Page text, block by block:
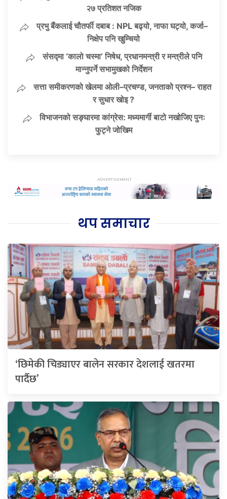
२७ प्रतिशत नजिक
प्रभु बैंकलाई चौतर्फी दबाब : NPL बढ्यो, नाफा घट्यो, कर्जा–
निक्षेप पनि खुम्चियो
संसद्मा ‘कालो चस्मा’ निषेध, प्रधानमन्त्री र मन्त्रीले पनि
मान्नुपर्ने सभामुखको निर्देशन
सत्ता समीकरणको खेलमा ओली–प्रचण्ड, जनताको प्रश्न– राहत
र सुधार खोइ ?
विभाजनको सङ्घारमा कांग्रेस: मध्यमार्गी बाटो नखोजिए पुनः
फुट्ने जोखिम
थप समाचार
‘छिमेकी चिड्याएर बालेन सरकार देशलाई खतरमा
पार्दैछ’